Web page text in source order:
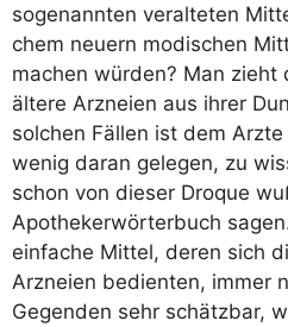
soge­nann­ten ver­al­te­ten
chem neu­ern modi­schen
machen wür­den? Man
älte­re Arz­nei­en aus ihrer
sol­chen Fäl­len ist dem
wenig dar­an gele­gen, zu
schon von die­ser Dro­que
Apo­the­ker­wör­ter­buch
ein­fa­che Mit­tel, deren sich
Arz­nei­en bedien­ten, immer
Gegen­den sehr schätz­bar,